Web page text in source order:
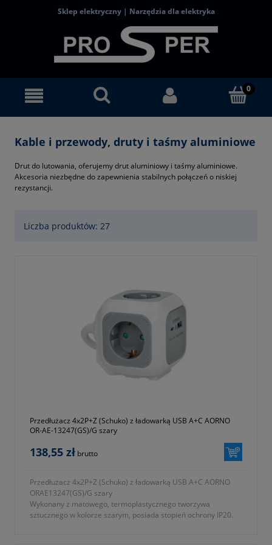
Sklep elektryczny | Narzędzia dla elektryka
Kable i przewody, druty i taśmy aluminiowe
Drut do lutowania, oferujemy drut aluminiowy i taśmy aluminiowe.
Akcesoria niezbędne do zapewnienia stabilnych połączeń o niskiej
rezystancji.
Liczba produktów: 27
Przedłużacz 4x2P+Z (Schuko) z ładowarką USB A+C AORNO
OR-AE-13247(GS)/G szary
138,55 zł brutto
Przedłużacz 4x2P+Z (Schuko) z ładowarką USB A+C AORNO
ORAE13247(GS)/G szary
Wykonany z matowego, termoplastycznego tworzywa
sztucznego w kolorze szarym, posiada stopień ochrony IP20.